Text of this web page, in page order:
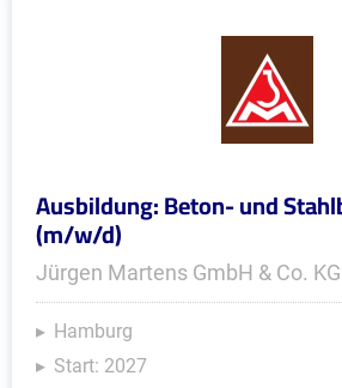
Ausbildung: Beton- und
(m/w/d)
Jürgen Martens GmbH & Co. KG
Hamburg
Start: 2027